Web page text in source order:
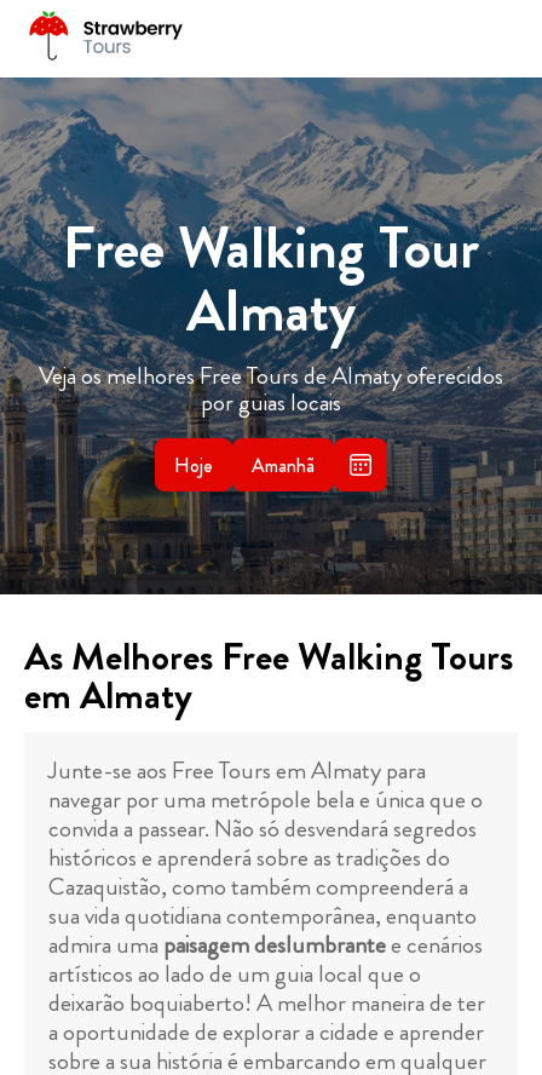
Free Walking Tour
Almaty
Veja os melhores Free Tours de Almaty oferecidos
por guias locais
Hoje Amanhã
As Melhores Free Walking Tours
em Almaty
Junte-se aos Free Tours em Almaty para
navegar por uma metrópole bela e única que o
convida a passear. Não só desvendará segredos
históricos e aprenderá sobre as tradições do
Cazaquistão, como também compreenderá a
sua vida quotidiana contemporânea, enquanto
admira uma paisagem deslumbrantee cenários
artísticos ao lado de um guia local que o
deixarão boquiaberto! A melhor maneira de ter
a oportunidade de explorar a cidade e aprender
sobre a sua história é embarcando em qualquer